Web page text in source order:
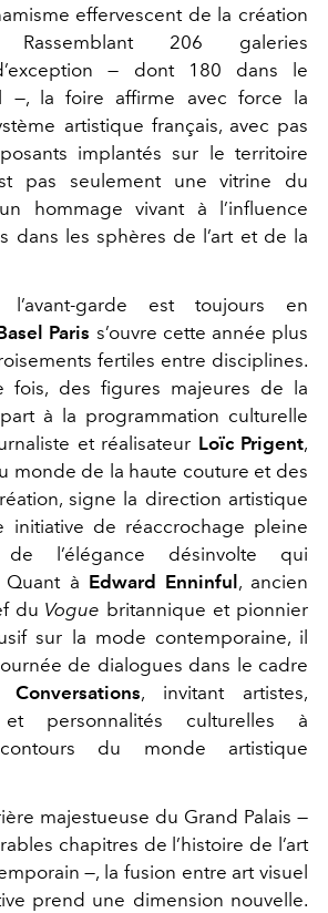
effervescent de la création
Rassemblant 206 galeries
— dont 180 dans le
—, la foire affirme avec force la
artistique français, avec pas
implantés sur le territoire
pas seulement une vitrine du
hommage vivant à l’influence
dans les sphères de l’art et de la
garde est toujours en
Paris s’ouvre cette année plus
fertiles entre disciplines.
fois, des figures majeures de la
à la programmation culturelle
et réalisateur Loïc Prigent,
monde de la haute couture et des
signe la direction artistique
initiative de réaccrochage pleine
de l’élégance désinvolte qui
Quant à Edward Enninful , ancien
du Vogue britannique et pionnier
sur la mode contemporaine, il
de dialogues dans le cadre
Conversations, invitant artistes,
et personnalités culturelles à
du monde artistique
majestueuse du Grand Palais —
chapitres de l’histoire de l’art
—, la fusion entre art visuel
prend une dimension nouvelle.